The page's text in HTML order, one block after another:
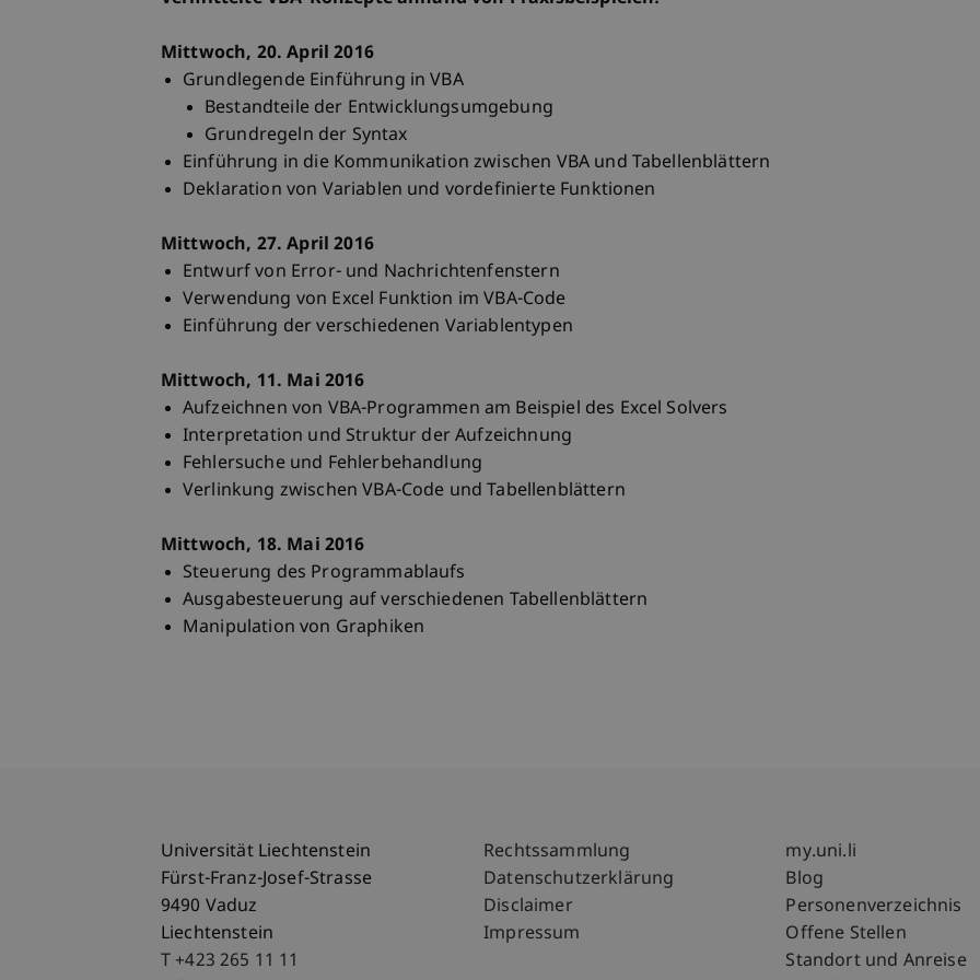
Mittwoch, 20. April 2016
Grundlegende Einführung in VBA
Bestandteile der Entwicklungsumgebung
Grundregeln der Syntax
Einführung in die Kommunikation zwischen VBA und Tabellenblättern
Deklaration von Variablen und vordefinierte Funktionen
Mittwoch, 27. April 2016
Entwurf von Error- und Nachrichtenfenstern
Verwendung von Excel Funktion im VBA-Code
Einführung der verschiedenen Variablentypen
Mittwoch, 11. Mai 2016
Aufzeichnen von VBA-Programmen am Beispiel des Excel Solvers
Interpretation und Struktur der Aufzeichnung
Fehlersuche und Fehlerbehandlung
Verlinkung zwischen VBA-Code und Tabellenblättern
Mittwoch, 18. Mai 2016
Steuerung des Programmablaufs
Ausgabesteuerung auf verschiedenen Tabellenblättern
Manipulation von Graphiken
Universität Liechtenstein
Fürst-Franz-Josef-Strasse
9490 Vaduz
Liechtenstein
T +423 265 11 11
Fußzeile Rechtliche Hinweise
Rechtssammlung
Datenschutzerklärung
Disclaimer
Impressum
Fußzeile
my.uni.li
Blog
Personenverzeichnis
Offene Stellen
Standort und Anreise